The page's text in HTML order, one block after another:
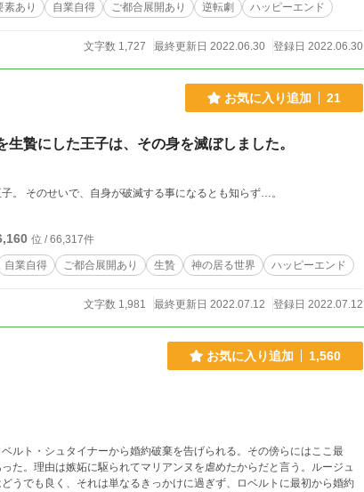
素あり 自業自得 ご都合展開あり 逆転劇 ハッピーエンド
文字数 1,727 最終更新日 2022.06.30 登録日 2022.06.30
お気に入り追加 21
贄にした王子は、その身を滅ぼしました。
。 そのせいで、自身が破滅する事になるとも知らず…。
位 / 66,317件
自業自得 ご都合展開あり 生贄 神の居る世界 ハッピーエンド
文字数 1,981 最終更新日 2022.07.12 登録日 2022.07.12
お気に入り追加 1,560
ルト・シュタイナーから婚約破棄を告げられる。その傍らにはここ最
た。理由は嫉妬に駆られてマリアンヌを虐めたからだと言う。ルージュ
うでも良く、それは単なるきっかけに過ぎず、ロベルトに最初から婚約